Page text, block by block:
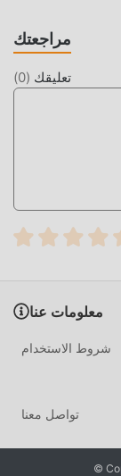
ما عليك سوى النقر فوق زر التنزيل لتثبيت تطبيق moddroid ،
مراجعتك
تعليقك (
0
)
معلومات عنا
شروط الاستخدام
تواصل معنا
©